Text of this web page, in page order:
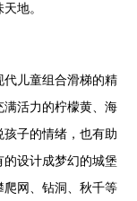
地。
代儿童组合滑梯的精
活力的柠檬黄、海
子的情绪，也有助
设计成梦幻的城堡
网、钻洞、秋千等